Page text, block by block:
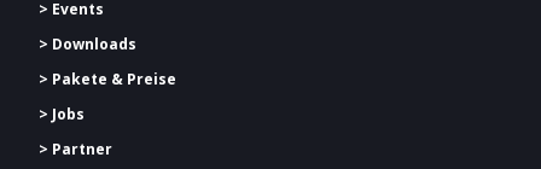
> Events
> Downloads
> Pakete & Preise
> Jobs
> Partner